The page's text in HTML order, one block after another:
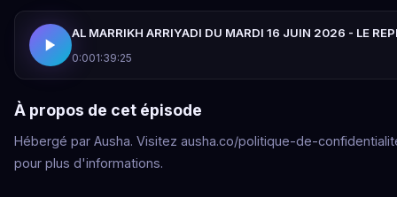
AL MARRIKH ARRIYADI DU MARDI 16 JUIN 2026 - LE
0:001:39:25
À propos de cet épisode
Hébergé par Ausha. Visitez ausha.co/politique-de-
pour plus d'informations.